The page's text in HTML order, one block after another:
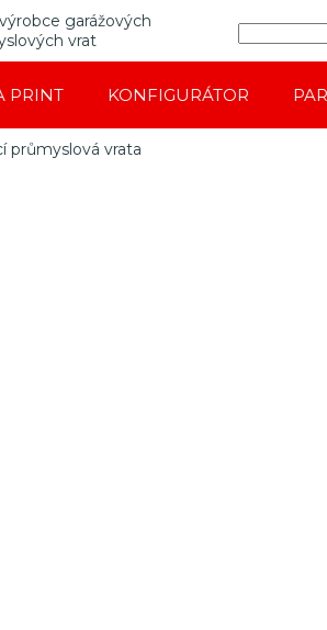
garážových
vrat
PRINT KONFIGURÁTOR
průmyslová vrata